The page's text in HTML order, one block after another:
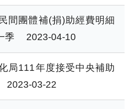
間團體補(捐)助經費明細
季
2023-04-10
局111年度接受中央補助
2023-03-22